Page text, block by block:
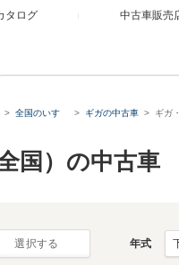
タログ 中古車販売
全国のいすゞ ギガの中古車 ギガ
国）の中古車
選択する 年式